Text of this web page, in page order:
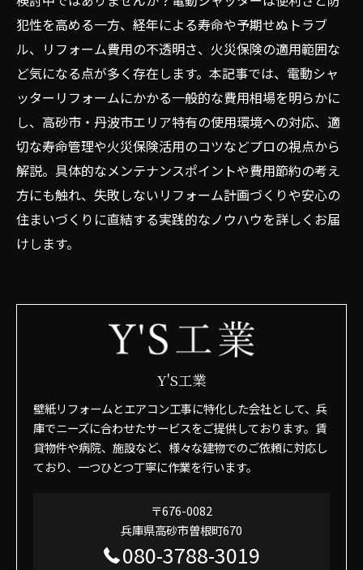
犯性を高める一方、経年による寿命や予期せぬトラブ
ル、リフォーム費用の不透明さ、火災保険の適用範囲な
ど気になる点が多く存在します。本記事では、電動シャ
ッターリフォームにかかる一般的な費用相場を明らかに
し、高砂市・丹波市エリア特有の使用環境への対応、適
切な寿命管理や火災保険活用のコツなどプロの視点から
解説。具体的なメンテナンスポイントや費用節約の考え
方にも触れ、失敗しないリフォーム計画づくりや安心の
住まいづくりに直結する実践的なノウハウを詳しくお届
けします。
Y'S工業
壁紙リフォームとエアコン工事に特化した会社として、兵
庫でニーズに合わせたサービスをご提供しております。賃
貸物件や病院、施設など、様々な建物でのご依頼に対応し
ており、一つひとつ丁寧に作業を行います。
〒676-0082
兵庫県高砂市曽根町670
080-3788-3019